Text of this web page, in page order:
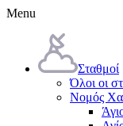
Menu
Σταθμοί
Όλοι οι
Νομός